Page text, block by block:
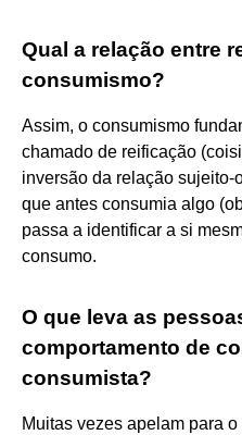
Qual a relação entre
consumismo?
Assim, o consumismo
chamado de reificação
inversão da relação sujeito-
que antes consumia algo
passa a identificar a si
consumo.
O que leva as
comportamento de
consumista?
Muitas vezes apelam para